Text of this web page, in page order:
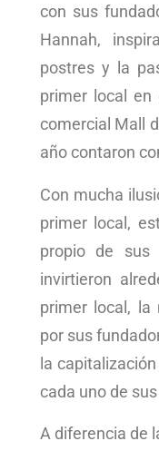
con sus
Hannah,
postres y la
primer local
comercial Mall
año contaron
Con mucha
primer local,
propio de sus
invirtieron
primer local, la
por sus
la
cada uno de
A diferencia de